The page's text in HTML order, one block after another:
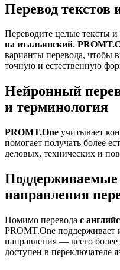
Перевод текстов
Переводите целые тексты и
на итальянский.
варианты перевода, чтобы
точную и естественную
Нейронный
и терминология
PROMT.One учитывает
помогает получать более
деловых, технических и
направления
Помимо перевода с
PROMT.One поддерживает
направления — всего
доступен в переключателе